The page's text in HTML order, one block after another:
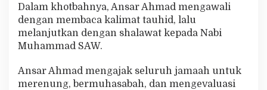
Dalam khotbahnya, Ansar Ahmad mengawali
dengan membaca kalimat tauhid, lalu
melanjutkan dengan shalawat kepada Nabi
Muhammad SAW.
Ansar Ahmad mengajak seluruh jamaah untuk
merenung, bermuhasabah, dan mengevaluasi